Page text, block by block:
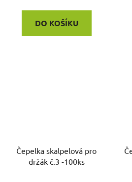
DO KOŠÍKU
Čepelka skalpelová pro
držák č.3 -100ks